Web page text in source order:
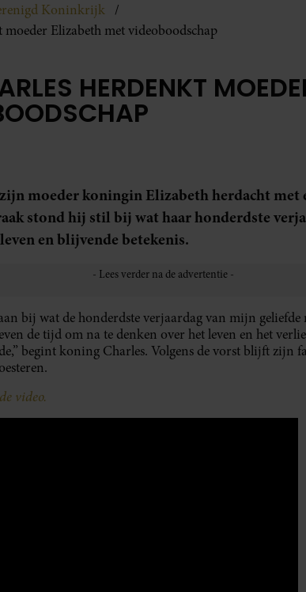
Koninkrijk
Elizabeth met videoboodschap
HERDENKT
moeder koningin Elizabeth herdacht met
stond hij stil bij wat haar honderdste
en blijvende betekenis.
bij wat de honderdste verjaardag van mijn geliefde
de tijd om na te denken over het leven en het
begint koning Charles. Volgens de vorst blijft zijn
de video.